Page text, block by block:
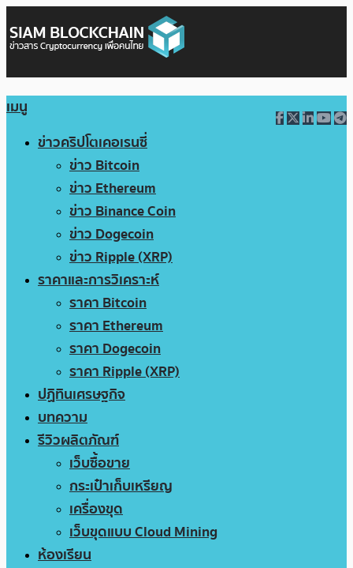
เมนู
ข่าวคริปโตเคอเรนซี่
ข่าว Bitcoin
ข่าว Ethereum
ข่าว Binance Coin
ข่าว Dogecoin
ข่าว Ripple (XRP)
ราคาและการวิเคราะห์
ราคา Bitcoin
ราคา Ethereum
ราคา Dogecoin
ราคา Ripple (XRP)
ปฏิทินเศรษฐกิจ
บทความ
รีวิวผลิตภัณฑ์
เว็บซื้อขาย
กระเป๋าเก็บเหรียญ
เครื่องขุด
เว็บขุดแบบ Cloud Mining
ห้องเรียน